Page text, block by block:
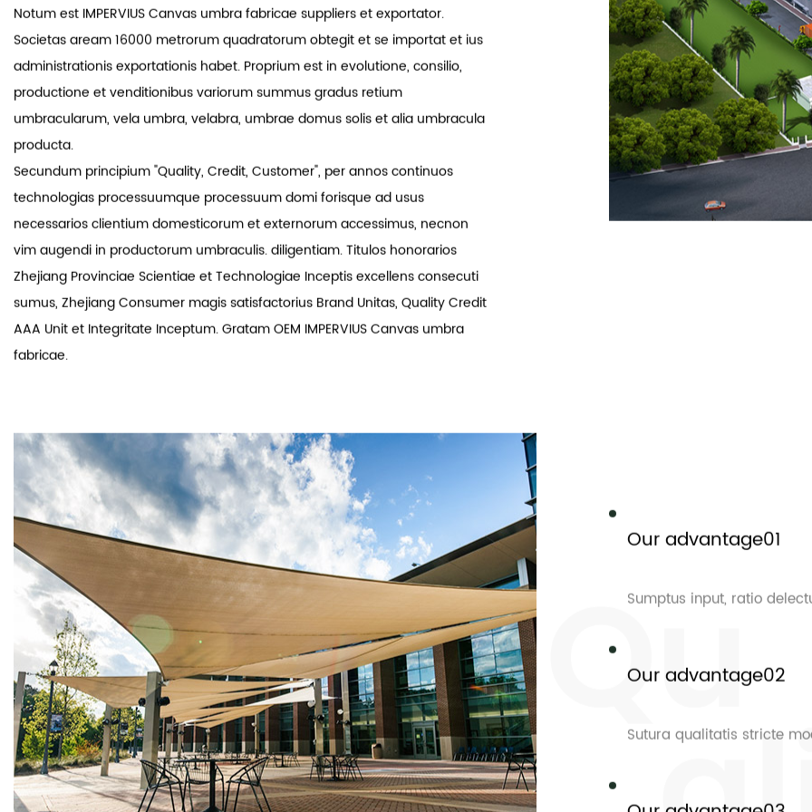
Shengzhou Sanjian Netting Co, Ltd sita est in urbe Shengzhou, provincia
Zhejiang, Sinarum orientem, quae est prope portum Ningbo et Shanghai
portum et adiacentibus urbibus ut Hangzhou et Yiwu.
Notum estIMPERVIUS Canvas umbra fabricae supplierset exportator.
Societas aream 16000 metrorum quadratorum obtegit et se importat et ius
administrationis exportationis habet. Proprium est in evolutione, consilio,
productione et venditionibus variorum summus gradus retium
umbracularum, vela umbra, velabra, umbrae domus solis et alia umbracula
producta.
Secundum principium "Quality, Credit, Customer", per annos continuos
technologias processuumque processuum domi forisque ad usus
necessarios clientium domesticorum et externorum accessimus, necnon
vim augendi in productorum umbraculis. diligentiam. Titulos honorarios
AAA Unit et Integritate Inceptum. Gratam OEMIMPERVIUS Canvas umbra
fabricae.